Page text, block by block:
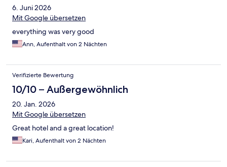
6. Juni 2026
Mit Google übersetzen
everything was very good
Ann, Aufenthalt von 2 Nächten
Verifizierte Bewertung
10/10 – Außergewöhnlich
20. Jan. 2026
Mit Google übersetzen
Great hotel and a great location!
Kari, Aufenthalt von 2 Nächten